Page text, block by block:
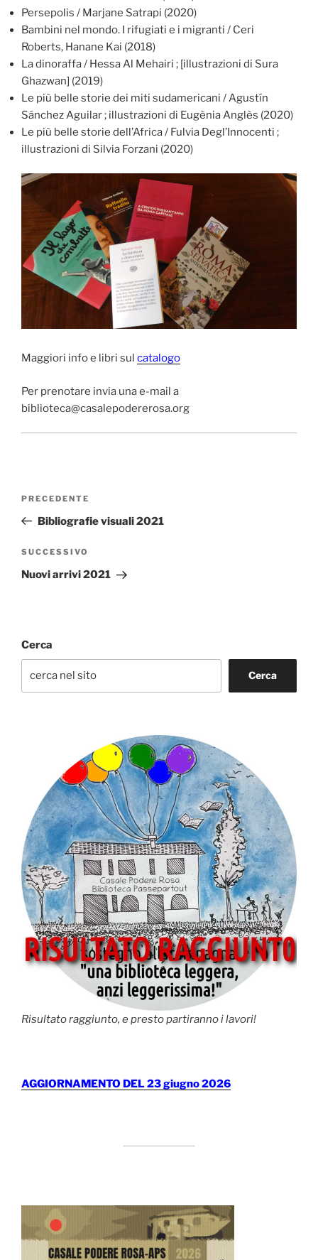
Persepolis / Marjane Satrapi (2020)
Bambini nel mondo. I rifugiati e i migranti / Ceri
Roberts, Hanane Kai (2018)
La dinoraffa / Hessa Al Mehairi ; [illustrazioni di Sura
Ghazwan] (2019)
Le più belle storie dei miti sudamericani / Agustín
Sánchez Aguilar ; illustrazioni di Eugènia Anglès (2020)
Le più belle storie dell’Africa / Fulvia Degl’Innocenti ;
illustrazioni di Silvia Forzani (2020)
Maggiori info e libri sul catalogo
Per prenotare invia una e-mail a
biblioteca@casalepodererosa.org
Articolo
precedente:
PRECEDENTE
Bibliografie visuali 2021
Articolo
successivo
SUCCESSIVO
Nuovi arrivi 2021
Cerca
Cerca
Risultato raggiunto, e presto partiranno i lavori!
AGGIORNAMENTO DEL 23 giugno 2026